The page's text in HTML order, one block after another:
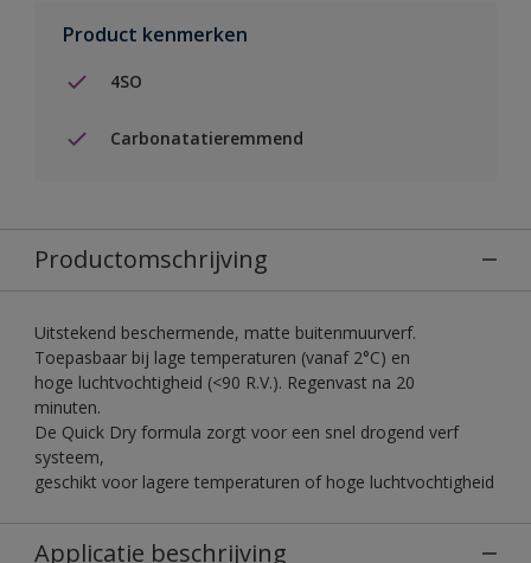
Product kenmerken
4SO
Carbonatatieremmend
Productomschrijving
Uitstekend beschermende, matte buitenmuurverf.
Toepasbaar bij lage temperaturen (vanaf 2°C) en
hoge luchtvochtigheid (<90 R.V.). Regenvast na 20
minuten.
De Quick Dry formula zorgt voor een snel drogend verf
systeem,
geschikt voor lagere temperaturen of hoge luchtvochtigheid
Applicatie beschrijving